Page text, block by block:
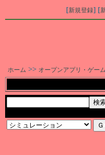
[新規登録] [
ホーム >> オープンアプリ・ゲーム